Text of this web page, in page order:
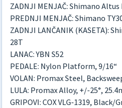
ZADNJI MENJAČ: Shimano Altus
PREDNJI MENJAČ: Shimano
ZADNJI LANČANIK (KASETA):
28T
LANAC: YBN S52
PEDALE: Nylon Platform, 9/16“
VOLAN: Promax Steel,
LULA: Promax Alloy, +/-25°,
GRIPOVI: COX VLG-1319, Black/